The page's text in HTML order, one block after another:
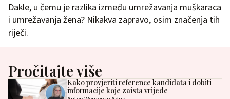
Dakle, u čemu je razlika između umrežavanja muškaraca
i umrežavanja žena? Nikakva zapravo, osim značenja tih
riječi.
Pročitajte više
Kako provjeriti reference kandidata i dobiti
informacije koje zaista vrijede